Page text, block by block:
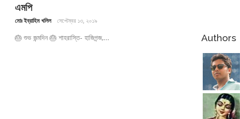
এমপি
মোঃ ইব্রাহিম খলিল সেপ্টেম্বর ১৩, ২০১৯
🎂 শুভ জন্মদিন 🎂 শাহরাস্তি- হাজিগন্জ,... Authors